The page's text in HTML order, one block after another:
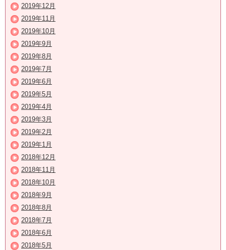
2019年12月
2019年11月
2019年10月
2019年9月
2019年8月
2019年7月
2019年6月
2019年5月
2019年4月
2019年3月
2019年2月
2019年1月
2018年12月
2018年11月
2018年10月
2018年9月
2018年8月
2018年7月
2018年6月
2018年5月